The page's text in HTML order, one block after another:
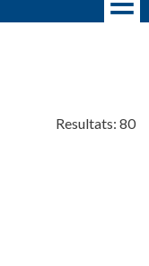
Resultats: 80